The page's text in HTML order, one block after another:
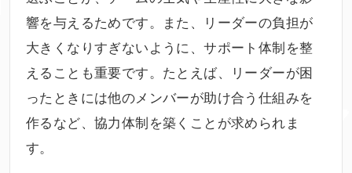
響を与えるためです。また、リーダーの負担が
大きくなりすぎないように、サポート体制を整
えることも重要です。たとえば、リーダーが困
ったときには他のメンバーが助け合う仕組みを
作るなど、協力体制を築くことが求められま
す。